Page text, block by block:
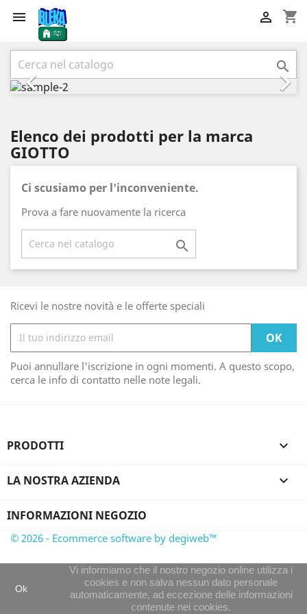
 shopping_cart



Precedente

Elenco dei prodotti per la marca
GIOTTO
Ci scusiamo per l'inconveniente.
Prova a fare nuovamente la ricerca

Ricevi le nostre novità e le offerte speciali
Puoi annullare l'iscrizione in ogni momenti. A questo scopo,
cerca le info di contatto nelle note legali.
PRODOTTI 
LA NOSTRA AZIENDA 
INFORMAZIONI NEGOZIO
Ok
Vi informiamo che il nostro negozio online utilizza i
cookies e non salva nessun dato personale
automaticamente, ad eccezione delle informazioni
contenute nei cookies.
© 2026 - Ecommerce software by degiweb™